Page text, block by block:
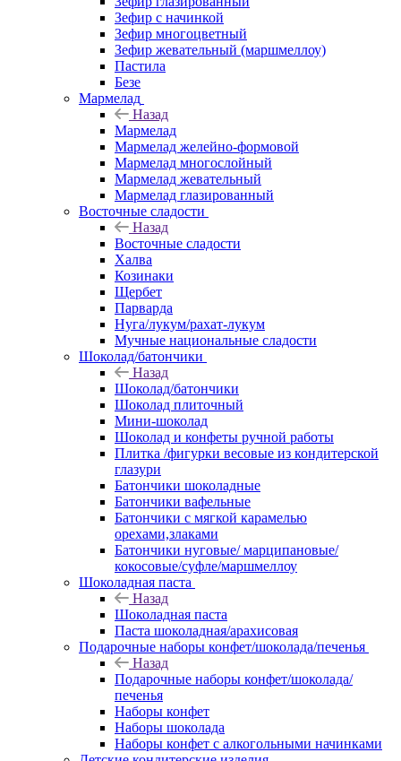
Зефир с начинкой
Зефир многоцветный
Зефир жевательный (маршмеллоу)
Пастила
Безе
Мармелад
Назад
Мармелад
Мармелад желейно-формовой
Мармелад многослойный
Мармелад жевательный
Мармелад глазированный
Восточные сладости
Назад
Восточные сладости
Халва
Козинаки
Щербет
Парварда
Нуга/лукум/рахат-лукум
Мучные национальные сладости
Шоколад/батончики
Назад
Шоколад/батончики
Шоколад плиточный
Мини-шоколад
Шоколад и конфеты ручной работы
Плитка /фигурки весовые из кондитерской
глазури
Батончики шоколадные
Батончики вафельные
Батончики с мягкой карамелью
орехами,злаками
Батончики нуговые/ марципановые/
кокосовые/суфле/маршмеллоу
Шоколадная паста
Назад
Шоколадная паста
Паста шоколадная/арахисовая
Подарочные наборы конфет/шоколада/печенья
Назад
Подарочные наборы конфет/шоколада/
печенья
Наборы конфет
Наборы шоколада
Наборы конфет с алкогольными начинками